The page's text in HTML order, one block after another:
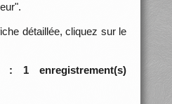
détaillée, cliquez sur le
: 1 enregistrement(s)